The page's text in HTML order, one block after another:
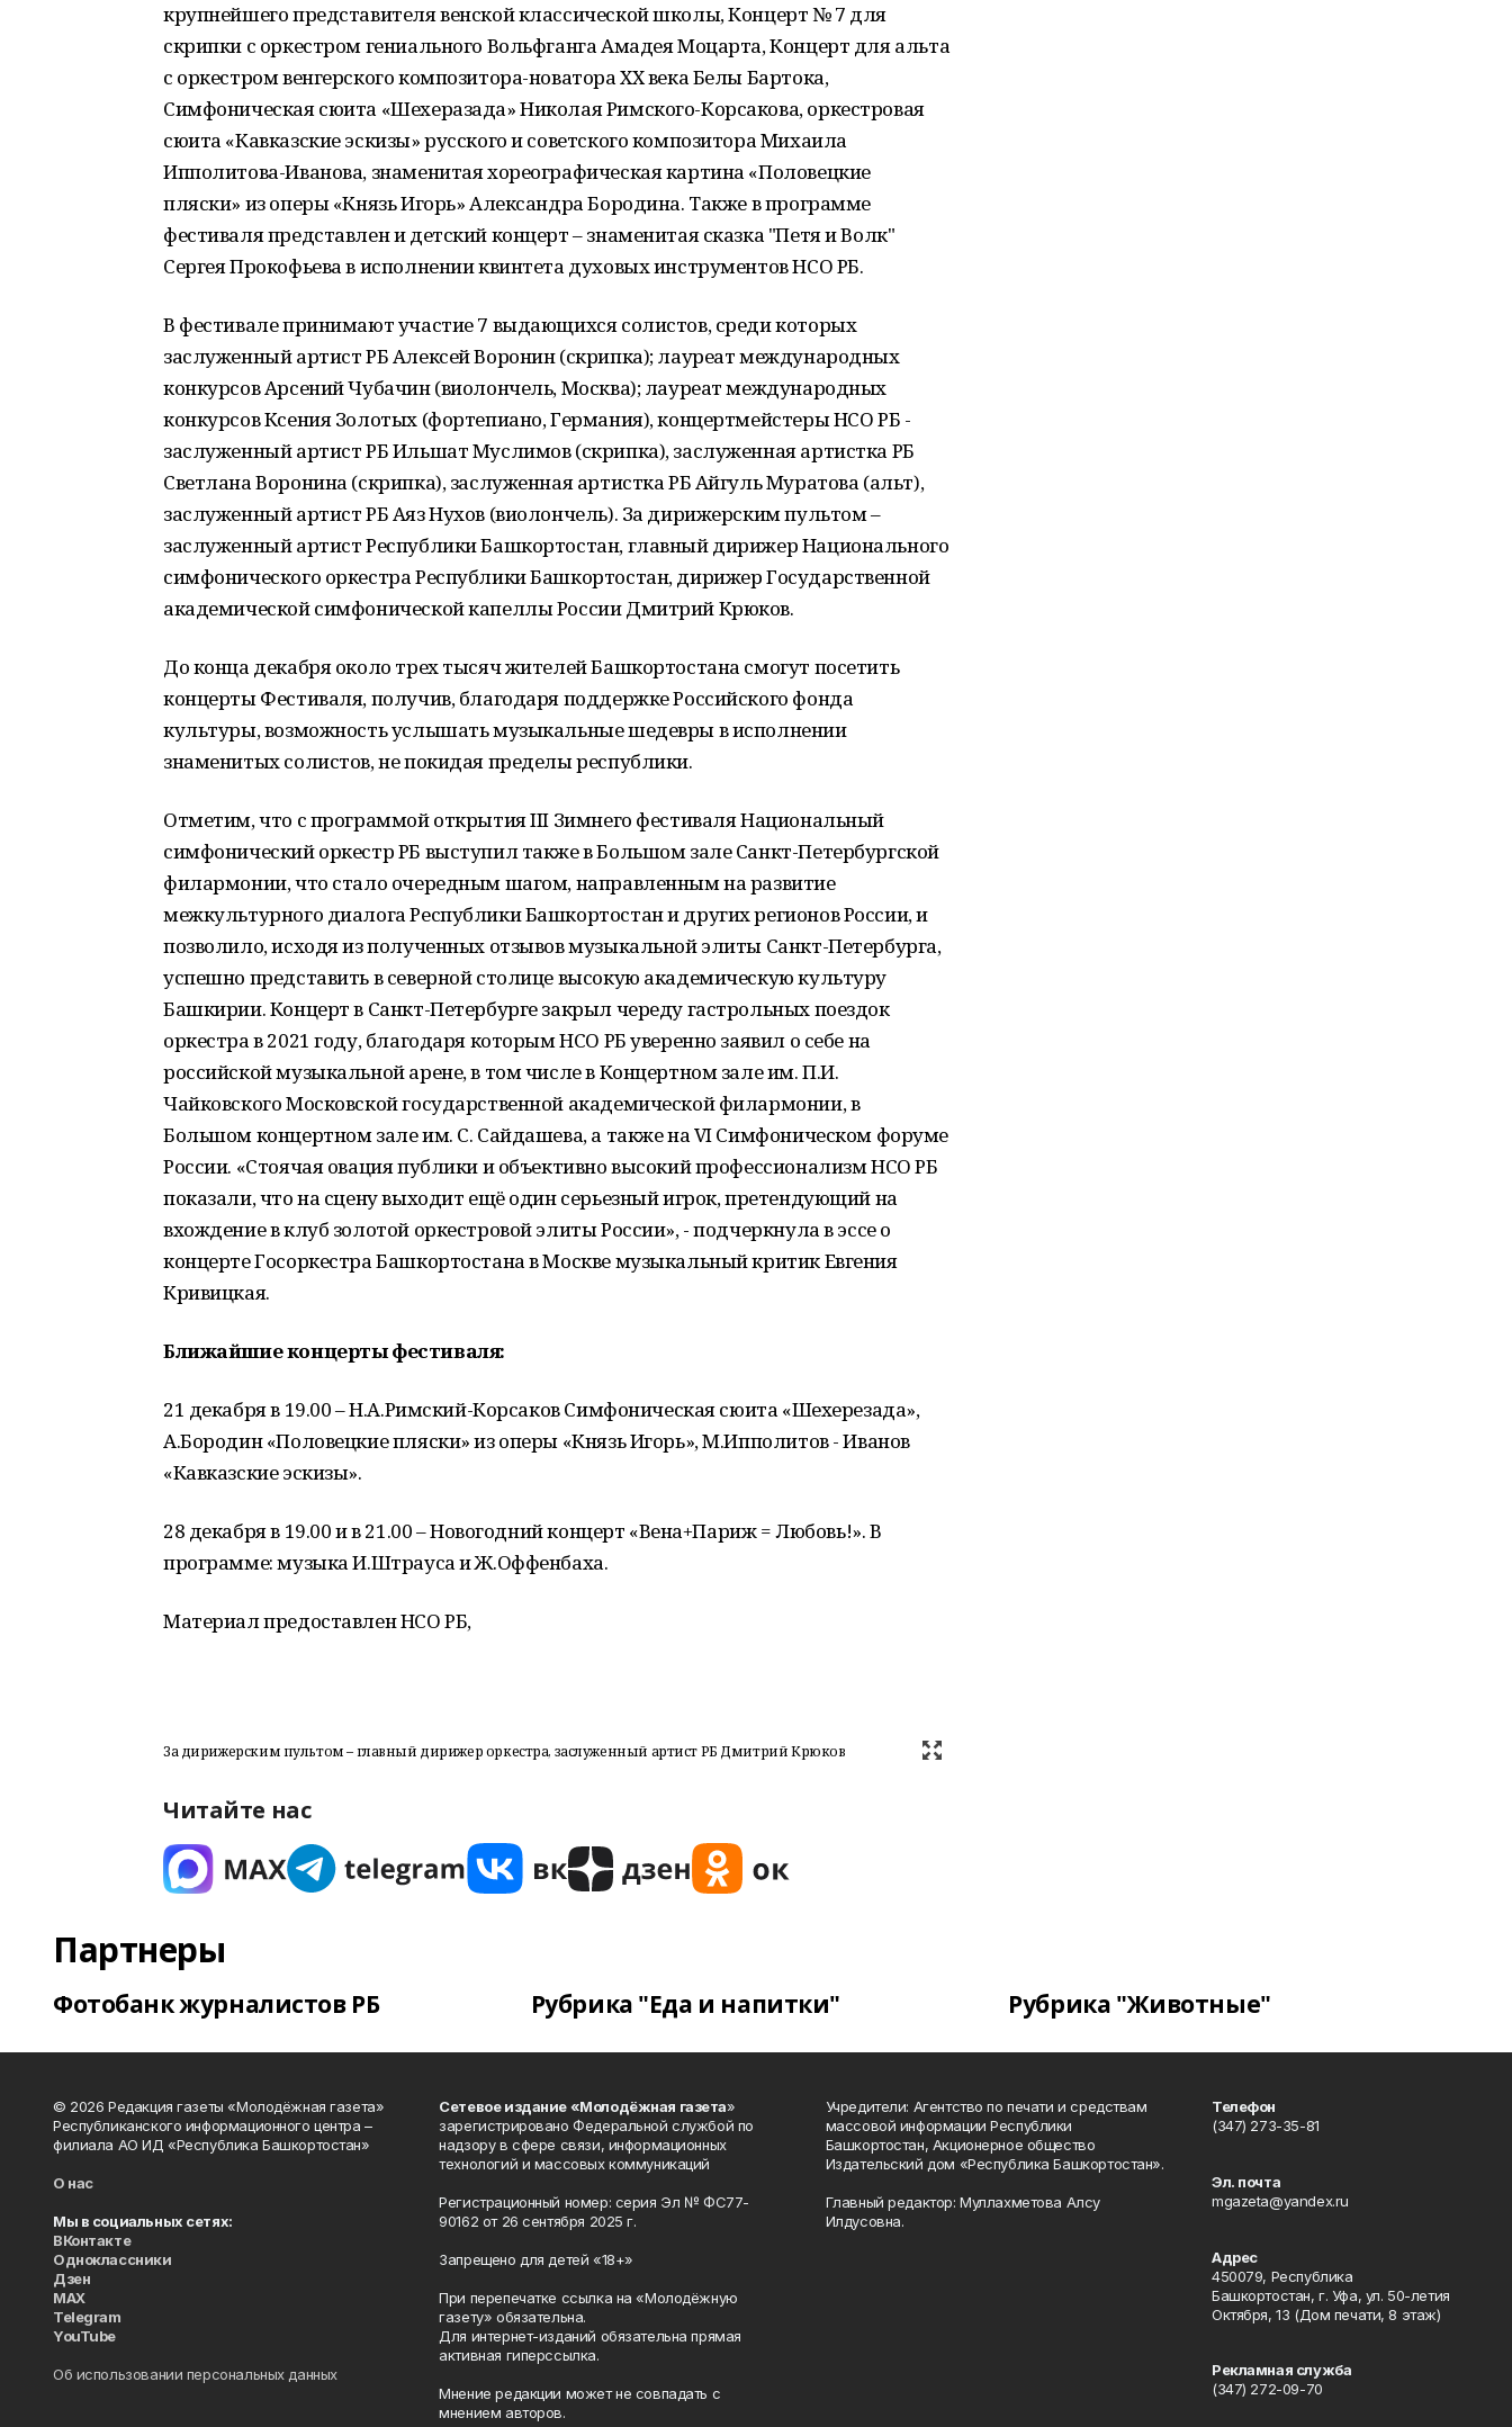
крупнейшего представителя венской классической школы, Концерт № 7 для
скрипки с оркестром гениального Вольфганга Амадея Моцарта, Концерт для альта
с оркестром венгерского композитора-новатора XX века Белы Бартока,
Симфоническая сюита «Шехеразада» Николая Римского-Корсакова, оркестровая
сюита «Кавказские эскизы» русского и советского композитора Михаила
Ипполитова-Иванова, знаменитая хореографическая картина «Половецкие
пляски» из оперы «Князь Игорь» Александра Бородина. Также в программе
фестиваля представлен и детский концерт – знаменитая сказка "Петя и Волк"
Сергея Прокофьева в исполнении квинтета духовых инструментов НСО РБ.
В фестивале принимают участие 7 выдающихся солистов, среди которых
заслуженный артист РБ Алексей Воронин (скрипка); лауреат международных
конкурсов Арсений Чубачин (виолончель, Москва); лауреат международных
конкурсов Ксения Золотых (фортепиано, Германия), концертмейстеры НСО РБ -
заслуженный артист РБ Ильшат Муслимов (скрипка), заслуженная артистка РБ
Светлана Воронина (скрипка), заслуженная артистка РБ Айгуль Муратова (альт),
заслуженный артист РБ Аяз Нухов (виолончель). За дирижерским пультом –
заслуженный артист Республики Башкортостан, главный дирижер Национального
симфонического оркестра Республики Башкортостан, дирижер Государственной
академической симфонической капеллы России Дмитрий Крюков.
До конца декабря около трех тысяч жителей Башкортостана смогут посетить
концерты Фестиваля, получив, благодаря поддержке Российского фонда
культуры, возможность услышать музыкальные шедевры в исполнении
знаменитых солистов, не покидая пределы республики.
Отметим, что с программой открытия III Зимнего фестиваля Национальный
симфонический оркестр РБ выступил также в Большом зале Санкт-Петербургской
филармонии, что стало очередным шагом, направленным на развитие
межкультурного диалога Республики Башкортостан и других регионов России, и
позволило, исходя из полученных отзывов музыкальной элиты Санкт-Петербурга,
успешно представить в северной столице высокую академическую культуру
Башкирии. Концерт в Санкт-Петербурге закрыл череду гастрольных поездок
оркестра в 2021 году, благодаря которым НСО РБ уверенно заявил о себе на
российской музыкальной арене, в том числе в Концертном зале им. П.И.
Чайковского Московской государственной академической филармонии, в
Большом концертном зале им. С. Сайдашева, а также на VI Симфоническом форуме
России. «Стоячая овация публики и объективно высокий профессионализм НСО РБ
показали, что на сцену выходит ещё один серьезный игрок, претендующий на
вхождение в клуб золотой оркестровой элиты России», - подчеркнула в эссе о
концерте Госоркестра Башкортостана в Москве музыкальный критик Евгения
Кривицкая.
Ближайшие концерты фестиваля:
21 декабря в 19.00 – Н.А.Римский-Корсаков Симфоническая сюита «Шехерезада»,
А.Бородин «Половецкие пляски» из оперы «Князь Игорь», М.Ипполитов - Иванов
«Кавказские эскизы».
28 декабря в 19.00 и в 21.00 – Новогодний концерт «Вена+Париж = Любовь!». В
программе: музыка И.Штрауса и Ж.Оффенбаха.
Материал предоставлен НСО РБ,
За дирижерским пультом – главный дирижер оркестра, заслуженный артист РБ Дмитрий Крюков
Читайте нас
Партнеры
Фотобанк журналистов РБ Рубрика "Еда и напитки" Рубрика "Животные"
© 2026 Редакция газеты «Молодёжная газета»
Республиканского информационного центра –
филиала АО ИД «Республика Башкортостан»
О нас
Мы в социальных сетях:
ВКонтакте
Одноклассники
Дзен
MAX
Telegram
YouTube
Об использовании персональных данных
Сетевое издание «Молодёжная газета»
зарегистрировано Федеральной службой по
надзору в сфере связи, информационных
технологий и массовых коммуникаций
Регистрационный номер: серия Эл № ФС77-
90162 от 26 сентября 2025 г.
Запрещено для детей «18+»
При перепечатке ссылка на «Молодёжную
газету» обязательна.
Для интернет-изданий обязательна прямая
активная гиперссылка.
Мнение редакции может не совпадать с
мнением авторов.
Учредители: Агентство по печати и средствам
массовой информации Республики
Башкортостан, Акционерное общество
Издательский дом «Республика Башкортостан».
Главный редактор: Муллахметова Алсу
Илдусовна.
Телефон
(347) 273-35-81
Эл. почта
mgazeta@yandex.ru
Адрес
450079, Республика
Башкортостан, г. Уфа, ул. 50-летия
Октября, 13 (Дом печати, 8 этаж)
Рекламная служба
(347) 272-09-70